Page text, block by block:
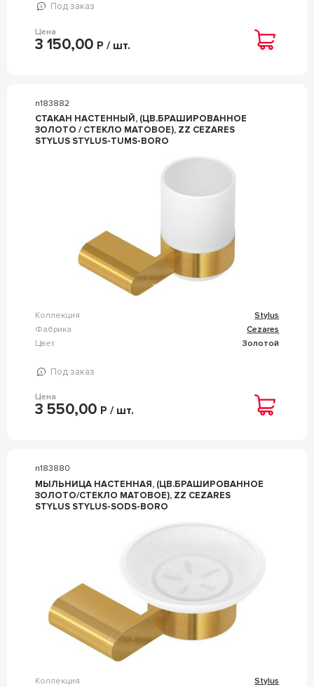
Под заказ
Цена
3 150,00 Р / шт.
n183882
СТАКАН НАСТЕННЫЙ, (ЦВ.БРАШИРОВАННОЕ
ЗОЛОТО / СТЕКЛО МАТОВОЕ), ZZ CEZARES
STYLUS STYLUS-TUMS-BORO
Коллекция
Stylus
Фабрика
Cezares
Цвет
Золотой
Под заказ
Цена
3 550,00 Р / шт.
n183880
МЫЛЬНИЦА НАСТЕННАЯ, (ЦВ.БРАШИРОВАННОЕ
ЗОЛОТО/СТЕКЛО МАТОВОЕ), ZZ CEZARES
STYLUS STYLUS-SODS-BORO
Коллекция
Stylus